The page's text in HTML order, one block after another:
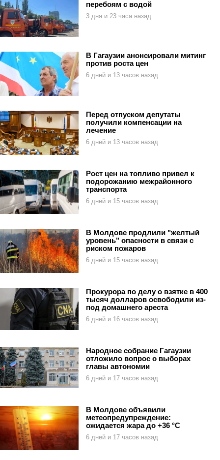
перебоям с водой
3 дня и 23 часа назад
В Гагаузии анонсировали митинг
против роста цен
6 дней и 13 часов назад
Перед отпуском депутаты
получили компенсации на
лечение
6 дней и 13 часов назад
Рост цен на топливо привел к
подорожанию межрайонного
транспорта
6 дней и 15 часов назад
В Молдове продлили "желтый
уровень" опасности в связи с
риском пожаров
6 дней и 15 часов назад
Прокурора по делу о взятке в 400
тысяч долларов освободили из-
под домашнего ареста
6 дней и 16 часов назад
Народное собрание Гагаузии
отложило вопрос о выборах
главы автономии
6 дней и 17 часов назад
В Молдове объявили
метеопредупреждение:
ожидается жара до +36 °C
6 дней и 17 часов назад